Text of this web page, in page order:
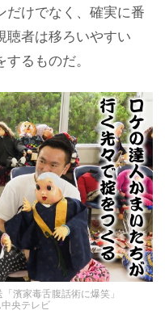
だけでなく、確実に番
聴者は移ろいやすい
るものだ。
濱家毒舌腹話術に爆笑」
中央テレビ